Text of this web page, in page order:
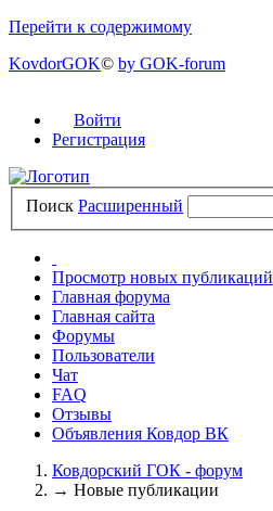
Перейти к содержимому
KovdorGOK© by GOK-forum
Войти
Регистрация
Поиск Расширенный
Просмотр новых публикаций
Главная форума
Главная сайта
Форумы
Пользователи
Чат
FAQ
Отзывы
Объявления Ковдор ВК
Ковдорский ГОК - форум
→ Новые публикации